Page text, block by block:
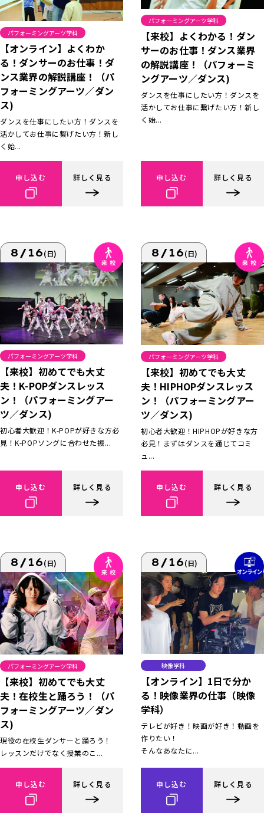
パフォーミングアーツ学科
【オンライン】よくわか
る！ダンサーのお仕事！ダ
ンス業界の解説講座！（パ
フォーミングアーツ／ダン
ス)
ダンスを仕事にしたい方！ダンスを
活かしてお仕事に繋げたい方！新し
く始...
申し込む 詳しく見る
パフォーミングアーツ学科
【来校】よくわかる！ダン
サーのお仕事！ダンス業界
の解説講座！（パフォーミ
ングアーツ／ダンス)
ダンスを仕事にしたい方！ダンスを
活かしてお仕事に繋げたい方！新し
く始...
申し込む 詳しく見る
8/16(日)
パフォーミングアーツ学科
【来校】初めてでも大丈
夫！K-POPダンスレッス
ン！（パフォーミングアー
ツ／ダンス)
初心者大歓迎！K-POPが好きな方必
見！K-POPソングに合わせた振...
申し込む 詳しく見る
8/16(日)
パフォーミングアーツ学科
【来校】初めてでも大丈
夫！HIPHOPダンスレッス
ン！（パフォーミングアー
ツ／ダンス)
初心者大歓迎！HIPHOPが好きな方
必見！まずはダンスを通じてコミ
ュ...
申し込む 詳しく見る
8/16(日)
パフォーミングアーツ学科
【来校】初めてでも大丈
夫！在校生と踊ろう！（パ
フォーミングアーツ／ダン
ス)
現役の在校生ダンサーと踊ろう！
レッスンだけでなく授業のこ...
申し込む 詳しく見る
8/16(日)
映像学科
【オンライン】1日で分か
る！映像業界の仕事（映像
学科）
テレビが好き！映画が好き！動画を
作りたい！
そんなあなたに...
申し込む 詳しく見る